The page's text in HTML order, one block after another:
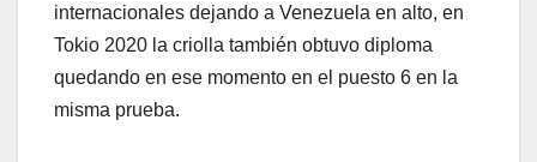
internacionales dejando a Venezuela en alto, en
Tokio 2020 la criolla también obtuvo diploma
quedando en ese momento en el puesto 6 en la
misma prueba.